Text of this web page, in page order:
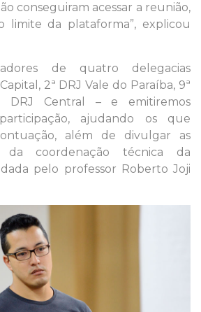
conseguiram acessar a reunião,
limite da plataforma”, explicou
de quatro delegacias
2ª DRJ Vale do Paraíba, 9ª
DRJ Central – e emitiremos
ajudando os que
além de divulgar as
da coordenação técnica da
pelo professor Roberto Joji